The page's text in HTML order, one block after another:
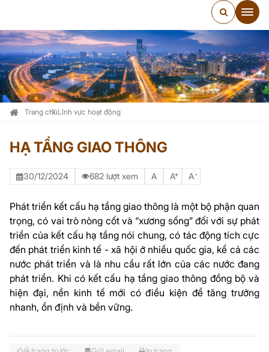
Trang chủLĩnh vực hoạt động
HẠ TẦNG GIAO THÔNG
30/12/2024 682 lượt xem A A+ A-
Phát triển kết cấu hạ tầng giao thông là một bộ phận quan
trọng, có vai trò nòng cốt và “xương sống” đối với sự phát
triển của kết cấu hạ tầng nói chung, có tác động tích cực
đến phát triển kinh tế - xã hội ở nhiều quốc gia, kể cả các
nước phát triển và là nhu cầu rất lớn của các nước đang
phát triển. Khi có kết cấu hạ tầng giao thông đồng bộ và
hiện đại, nền kinh tế mới có điều kiện để tăng trưởng
nhanh, ổn định và bền vững.